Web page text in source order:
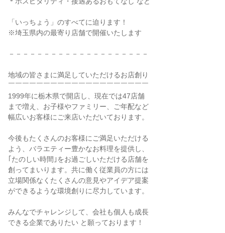
「いっちょう」のすべてに迫ります！
※埼玉県内の最寄り店舗で開催いたします
－－－－－－－－－－－－－－－－－－－－
地域の皆さまに満足していただけるお店創り
￣￣￣￣￣￣￣￣￣￣￣￣￣￣￣￣￣￣￣￣
1999年に栃木県で開店し、現在では47店舗
まで増え、お子様やファミリー、ご年配など
幅広いお客様にご来店いただいております。
今後もたくさんのお客様にご満足いただける
よう、バラエティー豊かなお料理を提供し、
｢たのしい時間｣をお過ごしいただける店舗を
創ってまいります。共に働く従業員の方には
立場関係なくたくさんの意見やアイデア提案
ができるような環境創りに尽力しています。
みんなでチャレンジして、会社も個人も成長
できる企業でありたい と願っております！